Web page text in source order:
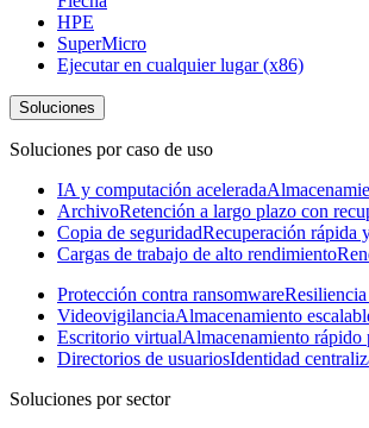
HPE
SuperMicro
Ejecutar en cualquier lugar (x86)
Soluciones
Soluciones por caso de uso
IA y computación acelerada
ArchivoRetención a largo plazo con
Copia de seguridadRecuperación rápida
Cargas de trabajo de alto rendimiento
Protección contra ransomware
VideovigilanciaAlmacenamiento
Escritorio virtualAlmacenamiento
Directorios de usuariosIdentidad
Soluciones por sector